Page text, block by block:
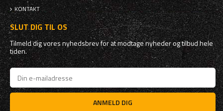
KONTAKT
SLUT DIG TIL OS
Tilmeld dig vores nyhedsbrev for at modtage nyheder og tilbud hele
tiden.
ANMELD DIG